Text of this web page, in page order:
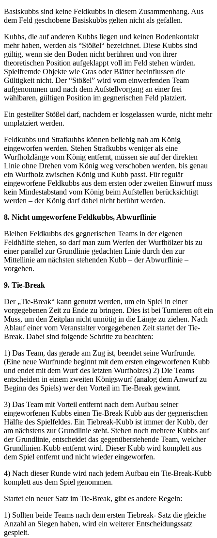
Basiskubbs sind keine Feldkubbs in diesem Zusammenhang. Aus
dem Feld geschobene Basiskubbs gelten nicht als gefallen.
Kubbs, die auf anderen Kubbs liegen und keinen Bodenkontakt
mehr haben, werden als “Stößel“ bezeichnet. Diese Kubbs sind
gültig, wenn sie den Boden nicht berühren und von ihrer
theoretischen Position aufgeklappt voll im Feld stehen würden.
Spielfremde Objekte wie Gras oder Blätter beeinflussen die
Gültigkeit nicht. Der “Stößel” wird vom einwerfenden Team
aufgenommen und nach dem Aufstellvorgang an einer frei
wählbaren, gültigen Position im gegnerischen Feld platziert.
Ein gestellter Stößel darf, nachdem er losgelassen wurde, nicht mehr
umplatziert werden.
Feldkubbs und Strafkubbs können beliebig nah am König
eingeworfen werden. Stehen Strafkubbs weniger als eine
Wurfholzlänge vom König entfernt, müssen sie auf der direkten
Linie ohne Drehen vom König weg verschoben werden, bis genau
ein Wurfholz zwischen König und Kubb passt. Für regulär
eingeworfene Feldkubbs aus dem ersten oder zweiten Einwurf muss
kein Mindestabstand vom König beim Aufstellen berücksichtigt
werden – der König darf dabei nicht berührt werden.
8. Nicht umgeworfene Feldkubbs, Abwurflinie
Bleiben Feldkubbs des gegnerischen Teams in der eigenen
Feldhälfte stehen, so darf man zum Werfen der Wurfhölzer bis zu
einer parallel zur Grundlinie gedachten Linie durch den zur
Mittellinie am nächsten stehenden Kubb – der Abwurflinie –
vorgehen.
9. Tie-Break
Der „Tie-Break“ kann genutzt werden, um ein Spiel in einer
vorgegebenen Zeit zu Ende zu bringen. Dies ist bei Turnieren oft ein
Muss, um den Zeitplan nicht unnötig in die Länge zu ziehen. Nach
Ablauf einer vom Veranstalter vorgegebenen Zeit startet der Tie-
Break. Dabei sind folgende Schritte zu beachten:
1) Das Team, das gerade am Zug ist, beendet seine Wurfrunde.
(Eine neue Wurfrunde beginnt mit dem ersten eingeworfenen Kubb
und endet mit dem Wurf des letzten Wurfholzes) 2) Die Teams
entscheiden in einem zweiten Königswurf (analog dem Anwurf zu
Beginn des Spiels) wer den Vorteil im Tie-Break gewinnt.
3) Das Team mit Vorteil entfernt nach dem Aufbau seiner
eingeworfenen Kubbs einen Tie-Break Kubb aus der gegnerischen
Hälfte des Spielfeldes. Ein Tiebreak-Kubb ist immer der Kubb, der
am nächstens zur Grundlinie steht. Stehen noch mehrere Kubbs auf
der Grundlinie, entscheidet das gegenüberstehende Team, welcher
Grundlinien-Kubb entfernt wird. Dieser Kubb wird komplett aus
dem Spiel entfernt und nicht wieder eingeworfen.
4) Nach dieser Runde wird nach jedem Aufbau ein Tie-Break-Kubb
komplett aus dem Spiel genommen.
Startet ein neuer Satz im Tie-Break, gibt es andere Regeln:
1) Sollten beide Teams nach dem ersten Tiebreak- Satz die gleiche
Anzahl an Siegen haben, wird ein weiterer Entscheidungssatz
gespielt.